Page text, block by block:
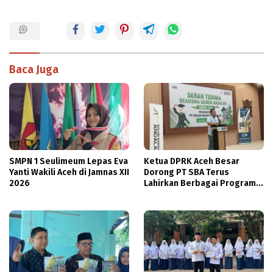
Baca Juga
SMPN 1 Seulimeum Lepas Eva
Yanti Wakili Aceh di Jamnas XII
2026
Ketua DPRK Aceh Besar
Dorong PT SBA Terus
Lahirkan Berbagai Program